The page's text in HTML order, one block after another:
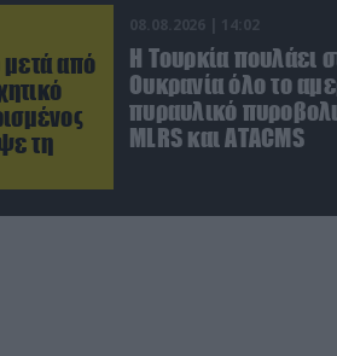
από
τη
08.08.2026 | 14:02
Η Τουρκία πουλάει
Ουκρανία όλο το
πυραυλικό
MLRS και ΑΤΑCMS